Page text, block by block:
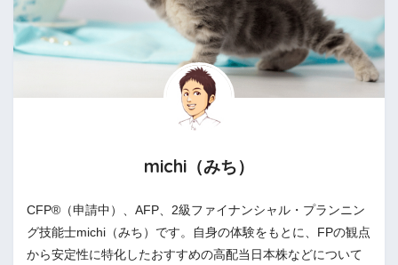
michi（みち）
CFP®（申請中）、AFP、2級ファイナンシャル・プランニン
グ技能士michi（みち）です。自身の体験をもとに、FPの観点
から安定性に特化したおすすめの高配当日本株などについて